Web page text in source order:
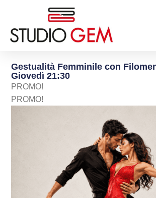
Gestualità Femminile con
Giovedì 21:30
PROMO!
PROMO!